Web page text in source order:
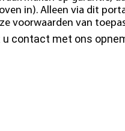
in). Alleen via dit
voorwaarden van
u contact met ons